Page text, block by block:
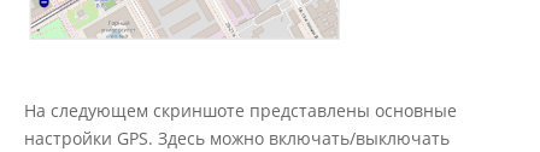
На следующем скриншоте представлены основные
настройки GPS. Здесь можно включать/выключать